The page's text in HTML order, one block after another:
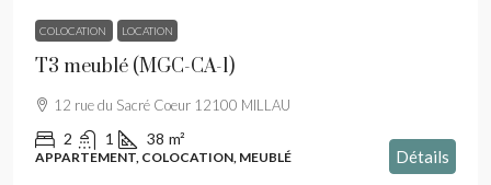
COLOCATION LOCATION
T3 meublé (MGC-CA-1)
12 rue du Sacré Coeur 12100 MILLAU
2 1 38 m²
APPARTEMENT, COLOCATION, MEUBLÉ Détails